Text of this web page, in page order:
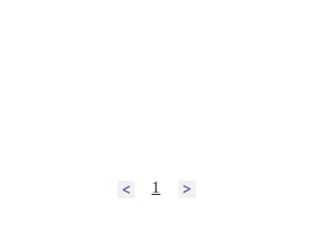
1